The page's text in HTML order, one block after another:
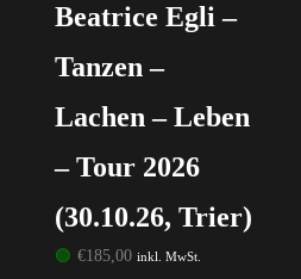
Beatrice Egli –
Tanzen –
Lachen – Leben
– Tour 2026
(30.10.26, Trier)
🟢 €185,00 inkl. MwSt.